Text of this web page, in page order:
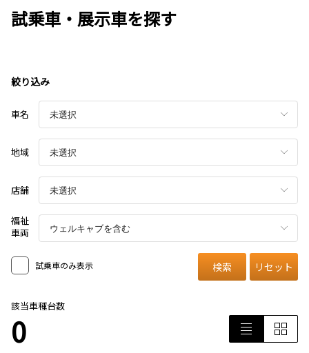
試乗車・展示車を探す
絞り込み
車名
地域
店舗
福祉
車両
試乗車のみ表示 検索 リセット
該当車種台数
0